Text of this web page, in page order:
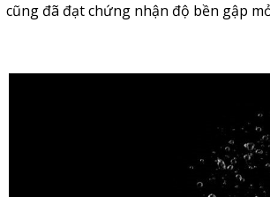
cũng đã đạt chứng nhận độ bền gập